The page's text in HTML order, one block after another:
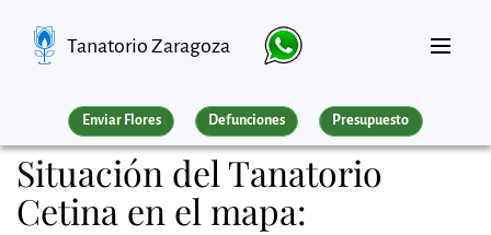
Tanatorio Zaragoza
Enviar Flores Defunciones Presupuesto
Situación del Tanatorio
Cetina en el mapa: